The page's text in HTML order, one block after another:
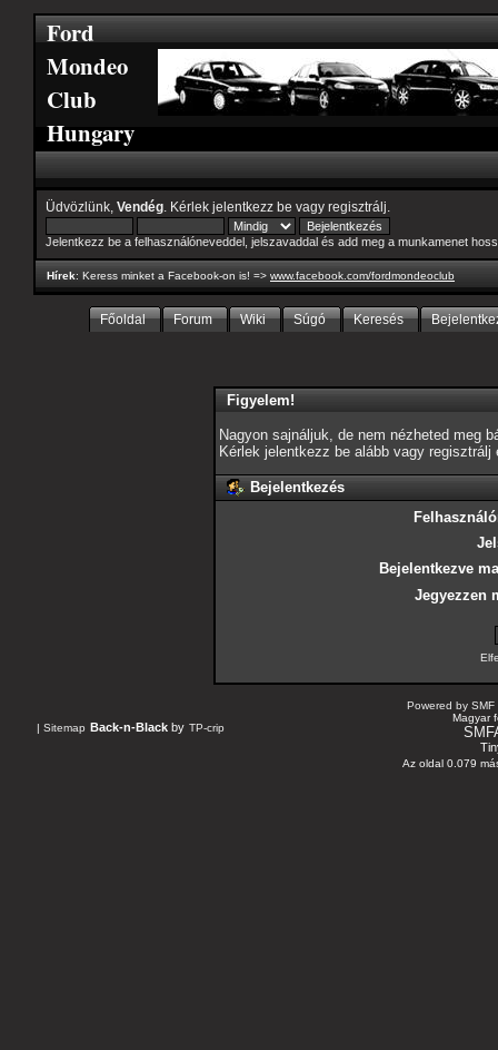
Ford
Mondeo
Club
Hungary
Üdvözlünk, Vendég . Kérlek jelentkezz be vagy regisztrálj
Jelentkezz be a felhasználóneveddel, jelszavaddal és add meg a munkamenet
Hírek: Keress minket a Facebook-on is! => www.facebook.com/fordmondeoclub
Főoldal Forum Wiki Súgó Keresés
Figyelem!
Nagyon sajnáljuk, de nem nézheted meg
Kérlek jelentkezz be alább vagy regisztrálj
Bejelentkezés
Bejelentkezve
Jegyezzen
| Sitemap Back-n-Black by TP-crip
Powered by SMF
Magyar
Az oldal 0.079